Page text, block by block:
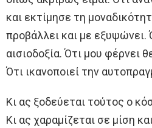
και εκτίμησε τη
προβάλλει και με εξυψώνει.
αισιοδοξία. Ότι μου φέρνει
Ότι ικανοποιεί την
Κι ας ξοδεύεται τούτος ο
Κι ας χαραμίζεται σε μίση